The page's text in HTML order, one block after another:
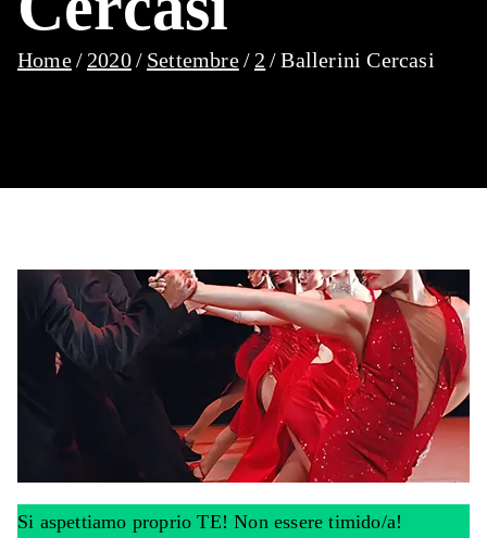
Home 2020 Settembre 2 Ballerini Cercasi
Si aspettiamo proprio TE! Non essere timido/a!